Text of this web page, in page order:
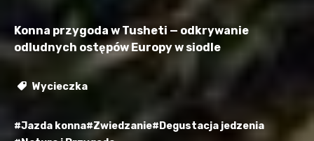
Konna przygoda w Tusheti — odkrywanie
odludnych ostępów Europy w siodle
Wycieczka
#Jazda konna#Zwiedzanie#Degustacja jedzenia